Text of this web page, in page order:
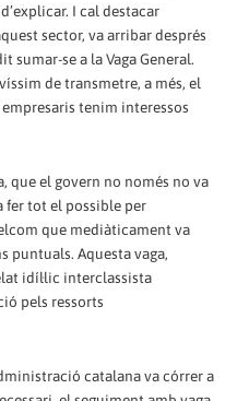
I cal destacar
sector, va arribar després
sumar-se a la Vaga General.
de transmetre, a més, el
tenim interessos
que el govern no només no va
fer tot el possible per
que mediàticament va
puntuals. Aquesta vaga,
idíl·lic interclassista
pels ressorts
catalana va córrer a